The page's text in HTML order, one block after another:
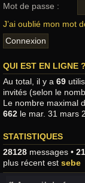
Mot de passe :
J’ai oublié mon mot
QUI EST EN LIGNE ?
Au total, il y a 69
invités (selon le
Le nombre maximal
662 le mar. 31 mars
STATISTIQUES
28128 messages •
plus récent est sebe